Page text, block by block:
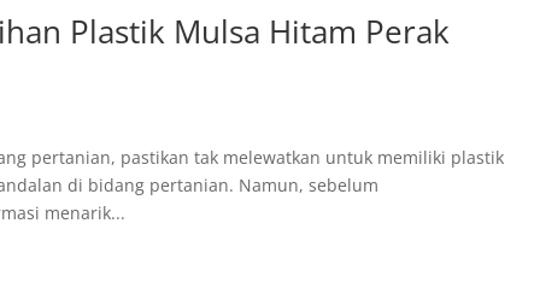
Plastik Mulsa Hitam Perak
pertanian, pastikan tak melewatkan untuk memiliki plastik
di bidang pertanian. Namun, sebelum
menarik...